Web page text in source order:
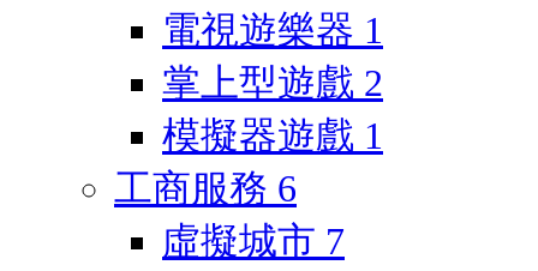
電視遊樂器 1
掌上型遊戲 2
模擬器遊戲 1
工商服務 6
虛擬城市 7